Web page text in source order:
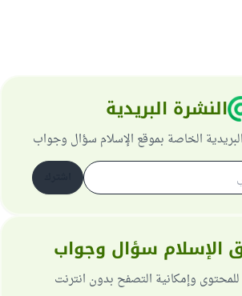
النشرة البريدية
الخاصة بموقع الإسلام سؤال وجواب
الإسلام سؤال وجواب
وإمكانية التصفح بدون انترنت